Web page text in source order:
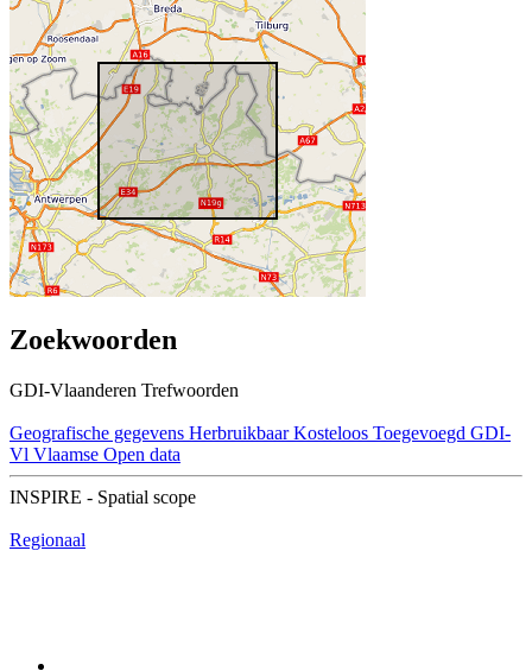
Zoekwoorden
GDI-Vlaanderen Trefwoorden
Geografische gegevens Herbruikbaar Kosteloos Toegevoegd GDI-
Vl Vlaamse Open data
INSPIRE - Spatial scope
Regionaal